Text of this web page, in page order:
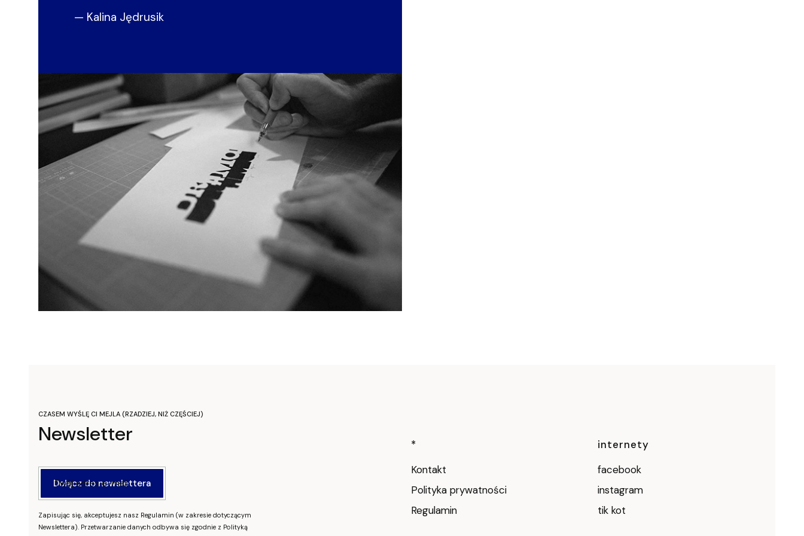
— Kalina Jędrusik
CZASEM WYŚLĘ CI MEJLA (RZADZIEJ, NIŻ CZĘŚCIEJ)
Newsletter
Twój adres e-mail
Dołącz do newslettera
Zapisując się, akceptujesz nasz Regulamin (w zakresie dotyczącym
Newslettera). Przetwarzanie danych odbywa się zgodnie z Polityką
Linki w stopce
*
Kontakt
Polityka prywatności
Regulamin
internety
facebook
instagram
tik kot